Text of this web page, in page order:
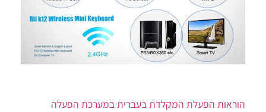
הוראות הפעלת המקלדת בעברית במערכת הפעלה